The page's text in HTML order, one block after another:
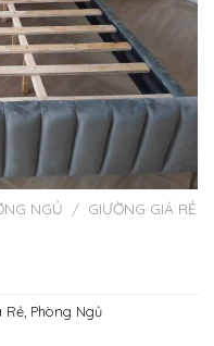
NGỦ / GIƯỜNG GIÁ RẺ
Rẻ, Phòng Ngủ